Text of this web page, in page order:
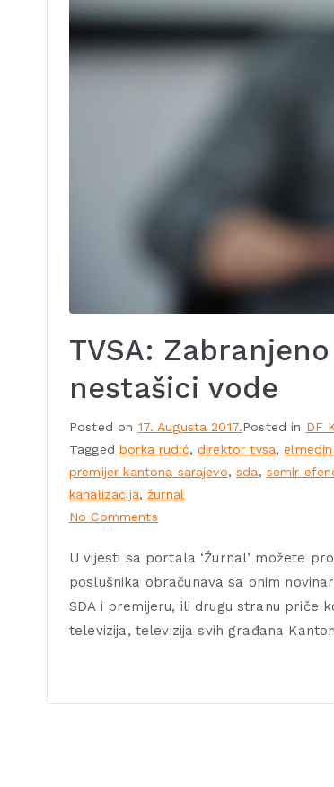
TVSA:
nestašici vode
Posted on 17. Augusta 2017.Posted in DF
Taggedborka rudić,direktor tvsa,
premijer kantona sarajevo,sda, semir
kanalizacija,žurnal
No Comments
U vijesti sa portala ‘Žurnal’ možete
poslušnika obračunava sa onim
SDA i premijeru, ili drugu stranu priče
televizija, televizija svih građana